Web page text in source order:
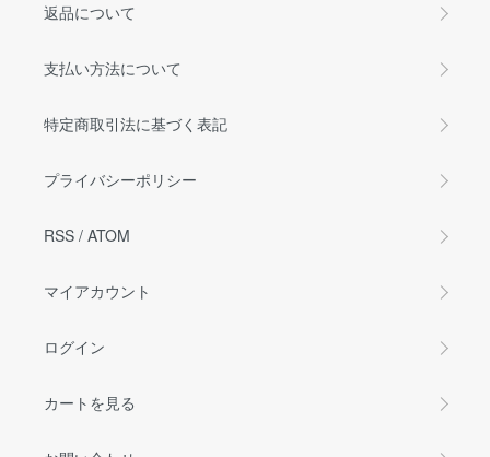
返品について
支払い方法について
特定商取引法に基づく表記
プライバシーポリシー
RSS / ATOM
マイアカウント
ログイン
カートを見る